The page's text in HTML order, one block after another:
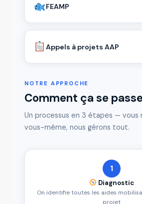
FEAMP
Appels à projets AAP
NOTRE APPROCHE
Comment ça se passe
Un processus en 3 étapes — vous
vous-même, nous gérons tout.
1
Diagnostic
On identifie toutes les aides
projet